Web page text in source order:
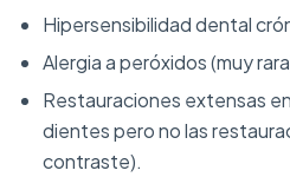
Hipersensibilidad dental
Alergia a peróxidos (muy
Restauraciones extensas
dientes pero no las
contraste).